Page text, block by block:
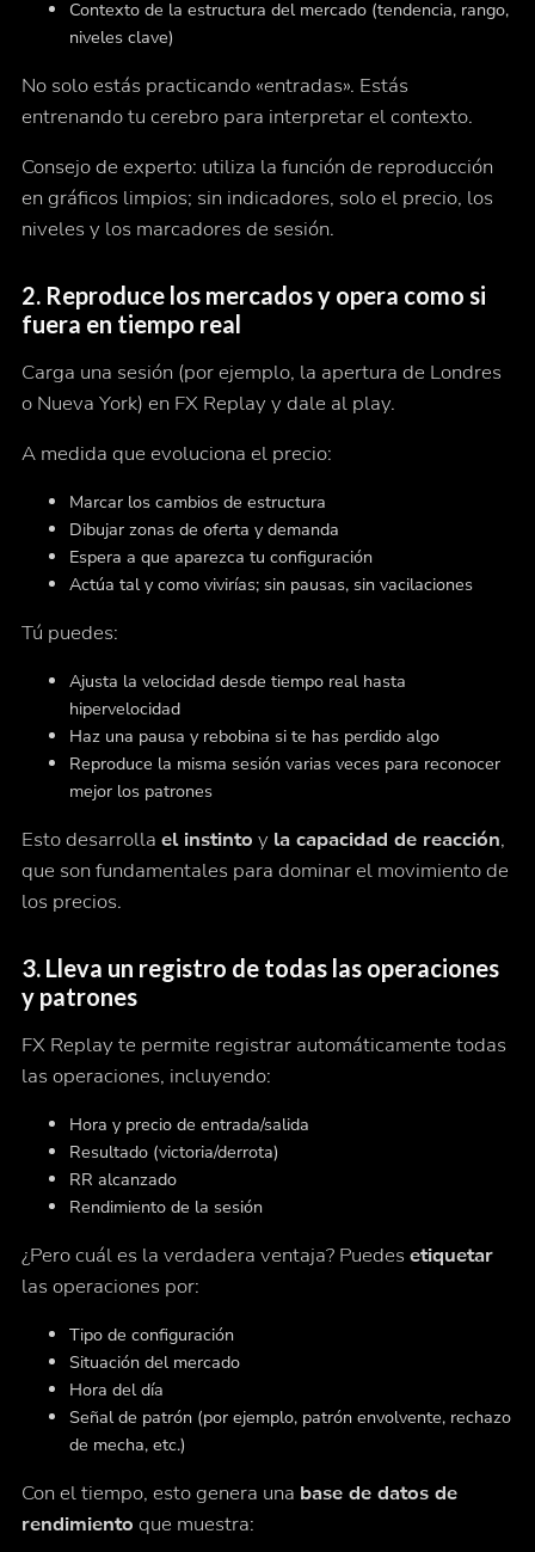
Contexto de la estructura del mercado (tendencia, rango,
niveles clave)
No solo estás practicando «entradas». Estás
entrenando tu cerebro para interpretarel contexto.
Consejo de experto: utiliza la función de reproducción
en gráficos limpios; sin indicadores, solo el precio, los
niveles y los marcadores de sesión.
2. Reproduce los mercados y opera como si
fuera en tiempo real
Carga una sesión (por ejemplo, la apertura de Londres
o Nueva York) en FX Replay y dale al play.
A medida que evoluciona el precio:
Marcar los cambios de estructura
Dibujar zonas de oferta y demanda
Espera a que aparezca tu configuración
Actúa tal y como vivirías; sin pausas, sin vacilaciones
Tú puedes:
Ajusta la velocidad desde tiempo real hasta
hipervelocidad
Haz una pausa y rebobina si te has perdido algo
Reproduce la misma sesión varias veces para reconocer
mejor los patrones
Esto desarrolla el instinto y la capacidad de reacción,
que son fundamentales para dominar el movimiento de
los precios.
3. Lleva un registro de todas las operaciones
y patrones
FX Replay te permite registrar automáticamente todas
las operaciones, incluyendo:
Hora y precio de entrada/salida
Resultado (victoria/derrota)
RR alcanzado
Rendimiento de la sesión
¿Pero cuál es la verdadera ventaja? Puedes etiquetar
las operaciones por:
Tipo de configuración
Situación del mercado
Hora del día
Señal de patrón (por ejemplo, patrón envolvente, rechazo
de mecha, etc.)
Con el tiempo, esto genera una base de datos de
rendimiento que muestra: